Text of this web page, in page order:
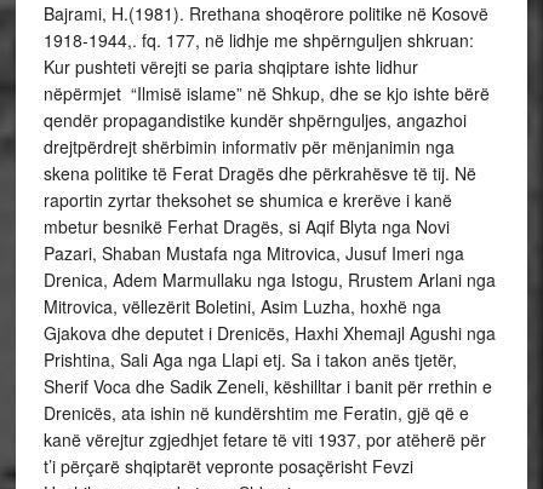
Bajrami, H.(1981). Rrethana shoqërore politike në Kosovë
1918-1944,. fq. 177, në lidhje me shpërnguljen shkruan:
Kur pushteti vërejti se paria shqiptare ishte lidhur
nëpërmjet “Ilmisë islame” në Shkup, dhe se kjo ishte bërë
qendër propagandistike kundër shpërnguljes, angazhoi
drejtpërdrejt shërbimin informativ për mënjanimin nga
skena politike të Ferat Dragës dhe përkrahësve të tij. Në
raportin zyrtar theksohet se shumica e krerëve i kanë
mbetur besnikë Ferhat Dragës, si Aqif Blyta nga Novi
Pazari, Shaban Mustafa nga Mitrovica, Jusuf Imeri nga
Drenica, Adem Marmullaku nga Istogu, Rrustem Arlani nga
Mitrovica, vëllezërit Boletini, Asim Luzha, hoxhë nga
Gjakova dhe deputet i Drenicës, Haxhi Xhemajl Agushi nga
Prishtina, Sali Aga nga Llapi etj. Sa i takon anës tjetër,
Sherif Voca dhe Sadik Zeneli, këshilltar i banit për rrethin e
Drenicës, ata ishin në kundërshtim me Feratin, gjë që e
kanë vërejtur zgjedhjet fetare të viti 1937, por atëherë për
t’i përçarë shqiptarët vepronte posaçërisht Fevzi